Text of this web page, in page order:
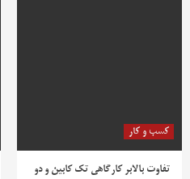
کسب و کار
تفاوت بالابر کارگاهی تک کابین و دو